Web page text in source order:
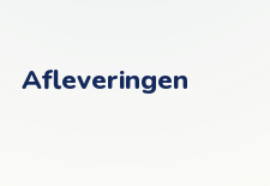
Afleveringen